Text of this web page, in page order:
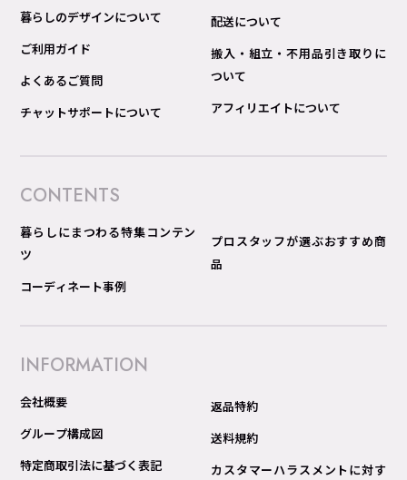
暮らしのデザインについて
ご利用ガイド
よくあるご質問
チャットサポートについて
配送について
搬入・組立・不用品引き取りに
ついて
アフィリエイトについて
CONTENTS
暮らしにまつわる特集コンテン
ツ
コーディネート事例
プロスタッフが選ぶおすすめ商
品
INFORMATION
会社概要
グループ構成図
特定商取引法に基づく表記
返品特約
送料規約
カスタマーハラスメントに対す